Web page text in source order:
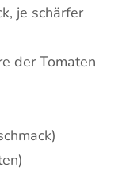
je schärfer
der Tomaten